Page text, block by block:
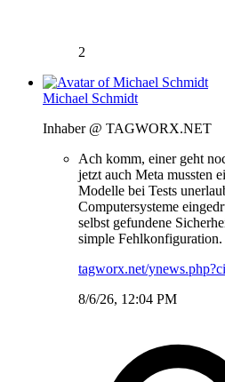
2
Michael Schmidt
Inhaber @ TAGWORX.NET
Ach komm, einer geht
jetzt auch Meta mussten
Modelle bei Tests
Computersysteme
selbst gefundene
simple Fehlkonfiguration.
tagworx.net/
8/6/26, 12:04 PM